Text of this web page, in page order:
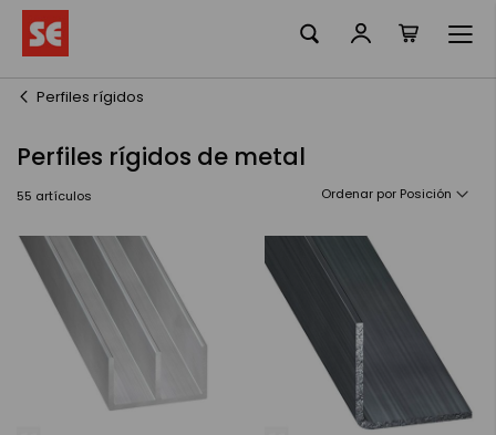
contenido
Perfiles rígidos
Perfiles rígidos de metal
55 artículos Ordenar por